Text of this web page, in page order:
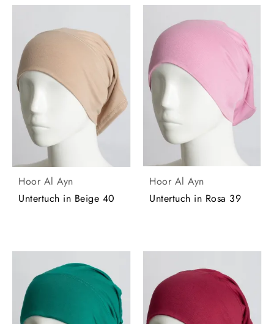
Hoor Al Ayn
Untertuch in Beige 40
Hoor Al Ayn
Untertuch in Rosa 39